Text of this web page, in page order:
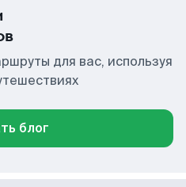
для вас, используя
блог